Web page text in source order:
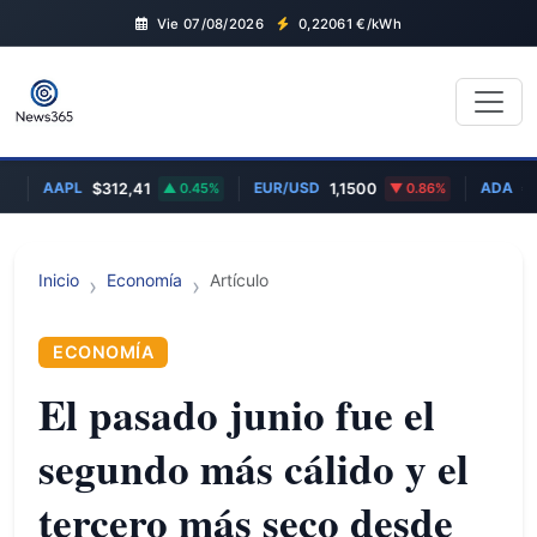
Vie 07/08/2026 0,22061 €/kWh
AAPL $312,41 0.45% EUR/USD 1,1500 0.86% €0,17
Inicio Economía Artículo
ECONOMÍA
El pasado junio fue el
segundo más cálido y el
tercero más seco desde